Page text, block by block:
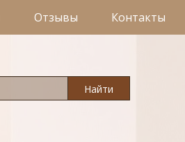
Отзывы Контакты
Найти